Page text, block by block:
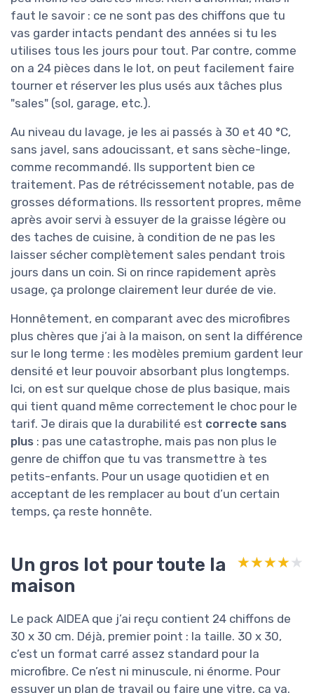
faut le savoir : ce ne sont pas des chiffons que tu
vas garder intacts pendant des années si tu les
utilises tous les jours pour tout. Par contre, comme
on a 24 pièces dans le lot, on peut facilement faire
tourner et réserver les plus usés aux tâches plus
"sales" (sol, garage, etc.).
Au niveau du lavage, je les ai passés à 30 et 40 °C,
sans javel, sans adoucissant, et sans sèche-linge,
comme recommandé. Ils supportent bien ce
traitement. Pas de rétrécissement notable, pas de
grosses déformations. Ils ressortent propres, même
après avoir servi à essuyer de la graisse légère ou
des taches de cuisine, à condition de ne pas les
laisser sécher complètement sales pendant trois
jours dans un coin. Si on rince rapidement après
usage, ça prolonge clairement leur durée de vie.
Honnêtement, en comparant avec des microfibres
plus chères que j’ai à la maison, on sent la différence
sur le long terme : les modèles premium gardent leur
densité et leur pouvoir absorbant plus longtemps.
Ici, on est sur quelque chose de plus basique, mais
qui tient quand même correctement le choc pour le
tarif. Je dirais que la durabilité est correcte sans
plus : pas une catastrophe, mais pas non plus le
genre de chiffon que tu vas transmettre à tes
petits-enfants. Pour un usage quotidien et en
acceptant de les remplacer au bout d’un certain
temps, ça reste honnête.
Un gros lot pour toute la
maison
★★★★★
★★★★★
Le pack AIDEA que j’ai reçu contient 24 chiffons de
30 x 30 cm. Déjà, premier point : la taille. 30 x 30,
c’est un format carré assez standard pour la
microfibre. Ce n’est ni minuscule, ni énorme. Pour
essuyer un plan de travail ou faire une vitre, ça va.